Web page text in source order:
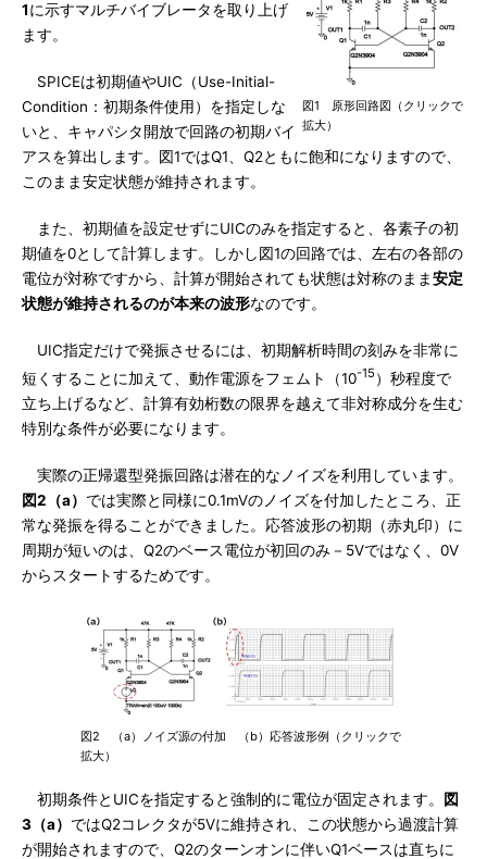
図1 原形回路図（クリックで
拡大）
1に示すマルチバイブレータを取り上げ
ます。
SPICEは初期値やUIC（Use-Initial-
Condition：初期条件使用）を指定しな
いと、キャパシタ開放で回路の初期バイ
アスを算出します。図1ではQ1、Q2ともに飽和になりますので、
このまま安定状態が維持されます。
また、初期値を設定せずにUICのみを指定すると、各素子の初
期値を0として計算します。しかし図1の回路では、左右の各部の
電位が対称ですから、計算が開始されても状態は対称のまま安定
状態が維持されるのが本来の波形なのです。
UIC指定だけで発振させるには、初期解析時間の刻みを非常に
短くすることに加えて、動作電源をフェムト（10-15 ）秒程度で
立ち上げるなど、計算有効桁数の限界を越えて非対称成分を生む
特別な条件が必要になります。
実際の正帰還型発振回路は潜在的なノイズを利用しています。
図2（a） では実際と同様に0.1mVのノイズを付加したところ、正
常な発振を得ることができました。応答波形の初期（赤丸印）に
周期が短いのは、Q2のベース電位が初回のみ－5Vではなく、0V
からスタートするためです。
図2 （a）ノイズ源の付加 （b）応答波形例（クリックで
拡大）
初期条件とUICを指定すると強制的に電位が固定されます。 図
3（a） ではQ2コレクタが5Vに維持され、この状態から過渡計算
が開始されますので、Q2のターンオンに伴いQ1ベースは直ちに